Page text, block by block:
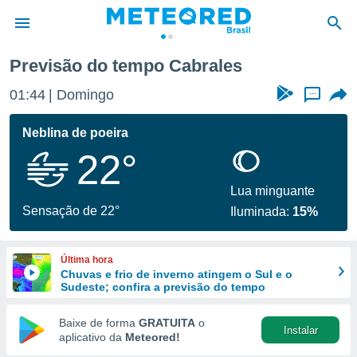
da
fornecidas
a este
das
e
forma
digital
Previsão do tempo Cabrales
01:44 Domingo ...
Neblina de poeira
22°
Sensação de 22°
Lua minguante
Iluminada: 15%
Última hora
Chuvas e frio de inverno atingem o Sul e o
Sudeste; confira a previsão do tempo
Baixe de forma GRATUITA o
aplicativo da Meteored!
Instalar